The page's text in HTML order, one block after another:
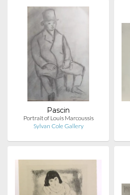
Pascin
Portrait of Louis Marcoussis
Sylvan Cole Gallery